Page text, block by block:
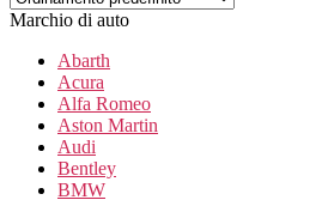
Marchio di auto
Abarth
Acura
Alfa Romeo
Aston Martin
Audi
Bentley
BMW